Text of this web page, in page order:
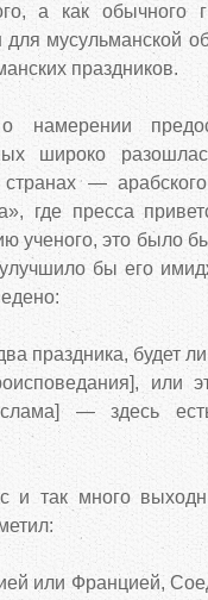
а как обычного
для мусульманской
праздников.
широко
—
где пресса
ученого, это было
бы его
праздника, будет
или
— здесь
и так много
или Францией,